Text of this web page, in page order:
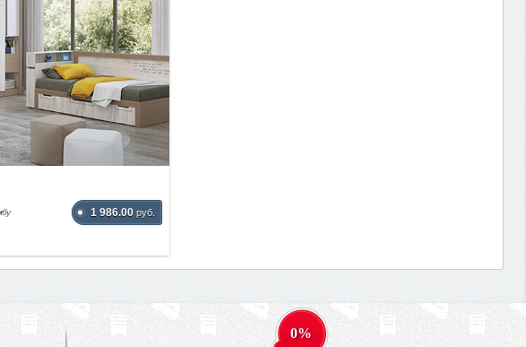
1 986.00 руб.
0%